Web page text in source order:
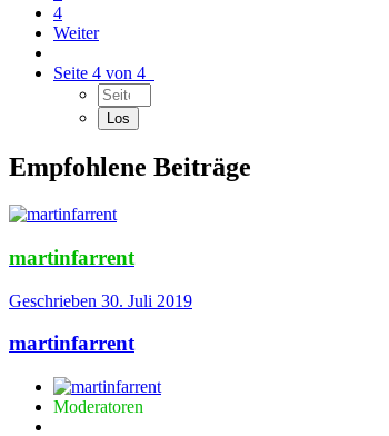
4
Weiter
Seite 4 von 4
Empfohlene Beiträge
martinfarrent
Geschrieben 30. Juli 2019
martinfarrent
Moderatoren